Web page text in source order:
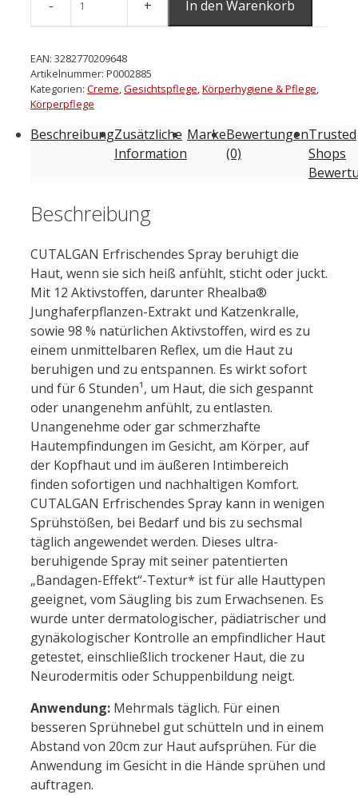
DERMA
CUTALGAN
erfrischendes
Spray
100
ml
In den Warenkorb
EAN: 3282770209648
Artikelnummer: P0002885
Kategorien: Creme,Gesichtspflege,Körperhygiene & Pflege,
Körperpflege
BeschreibungZusätzliche
Information
MarkeBewertungen
(0)
Trusted
Shops
Beschreibung
CUTALGAN Erfrischendes Spray beruhigt die
Haut, wenn sie sich heiß anfühlt, sticht oder juckt.
Mit 12 Aktivstoffen, darunter Rhealba®
Junghaferpflanzen-Extrakt und Katzenkralle,
sowie 98 % natürlichen Aktivstoffen, wird es zu
einem unmittelbaren Reflex, um die Haut zu
beruhigen und zu entspannen. Es wirkt sofort
und für 6 Stunden¹, um Haut, die sich gespannt
oder unangenehm anfühlt, zu entlasten.
Unangenehme oder gar schmerzhafte
Hautempfindungen im Gesicht, am Körper, auf
der Kopfhaut und im äußeren Intimbereich
finden sofortigen und nachhaltigen Komfort.
CUTALGAN Erfrischendes Spray kann in wenigen
Sprühstößen, bei Bedarf und bis zu sechsmal
täglich angewendet werden. Dieses ultra-
beruhigende Spray mit seiner patentierten
„Bandagen-Effekt“-Textur* ist für alle Hauttypen
geeignet, vom Säugling bis zum Erwachsenen. Es
wurde unter dermatologischer, pädiatrischer und
gynäkologischer Kontrolle an empfindlicher Haut
getestet, einschließlich trockener Haut, die zu
Neurodermitis oder Schuppenbildung neigt.
Anwendung: Mehrmals täglich. Für einen
besseren Sprühnebel gut schütteln und in einem
Abstand von 20cm zur Haut aufsprühen. Für die
Anwendung im Gesicht in die Hände sprühen und
auftragen.